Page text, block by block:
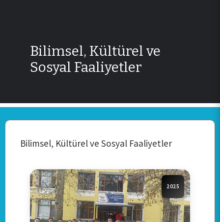
Bilimsel, Kültürel ve
Sosyal Faaliyetler
Bilimsel, Kültürel ve Sosyal Faaliyetler
2025